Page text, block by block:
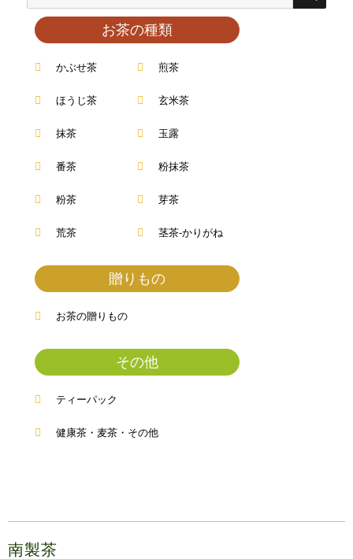
お茶の種類
かぶせ茶
ほうじ茶
抹茶
番茶
粉茶
荒茶
煎茶
玄米茶
玉露
粉抹茶
芽茶
茎茶-かりがね
贈りもの
お茶の贈りもの
その他
ティーパック
健康茶・麦茶・その他
南製茶